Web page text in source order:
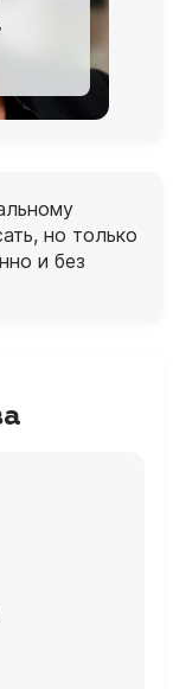
но только
и без